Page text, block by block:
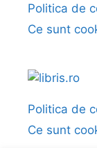
Politica de
Ce sunt
Politica de
Ce sunt